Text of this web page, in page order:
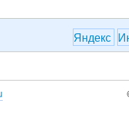
Яндекс